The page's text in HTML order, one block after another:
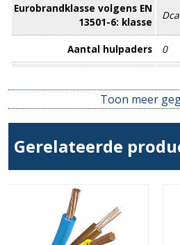
Eurobrandklasse volgens EN
13501-6: klasse
Dca
Aantal hulpaders 0
Aderscherm Nee
langswaterdicht
Nee
Beschermingsgeleider
(geel/groene ader)
Bewapening
Binnenveldsturing
Toon meer
Gerelateerde